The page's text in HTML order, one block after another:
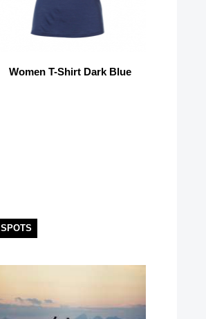
Women T-Shirt Dark Blue
SPOTS